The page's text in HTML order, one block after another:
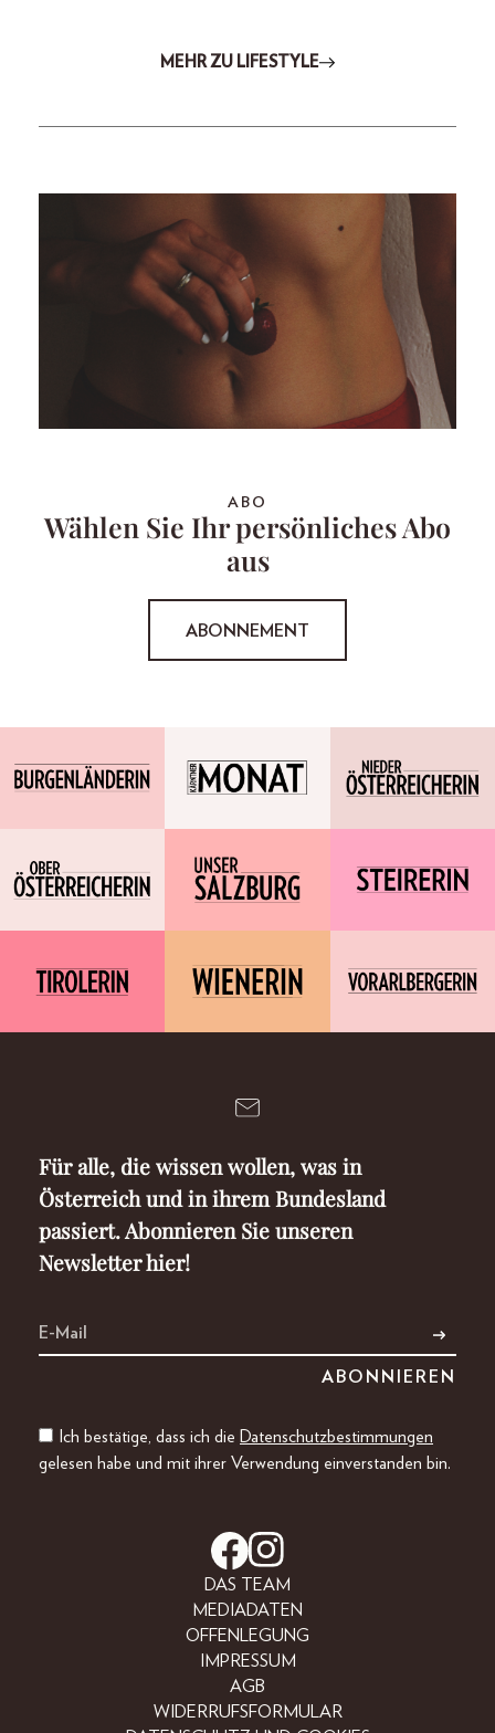
MEHR ZU LIFESTYLE
ABO
Wählen Sie Ihr persönliches Abo
aus
ABONNEMENT
Für alle, die wissen wollen, was in
Österreich und in ihrem Bundesland
passiert. Abonnieren Sie unseren
Newsletter hier!
Ich bestätige, dass ich die Datenschutzbestimmungen
gelesen habe und mit ihrer Verwendung einverstanden bin.
DAS TEAM
MEDIADATEN
OFFENLEGUNG
IMPRESSUM
AGB
WIDERRUFSFORMULAR